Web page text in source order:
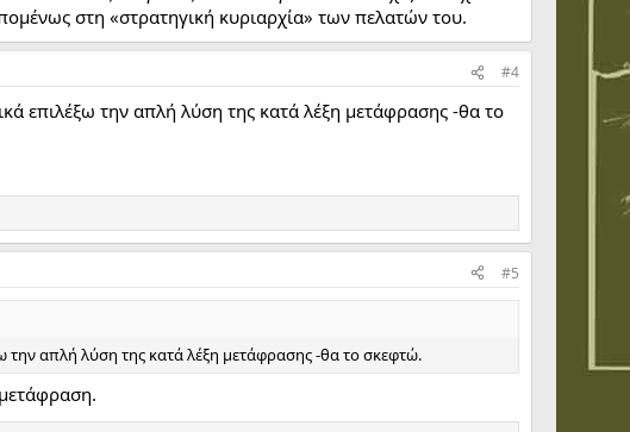
στη «στρατηγική κυριαρχία» των πελατών του.
#4
επιλέξω την απλή λύση της κατά λέξη μετάφρασης -θα το
#5
την απλή λύση της κατά λέξη μετάφρασης -θα το σκεφτώ.